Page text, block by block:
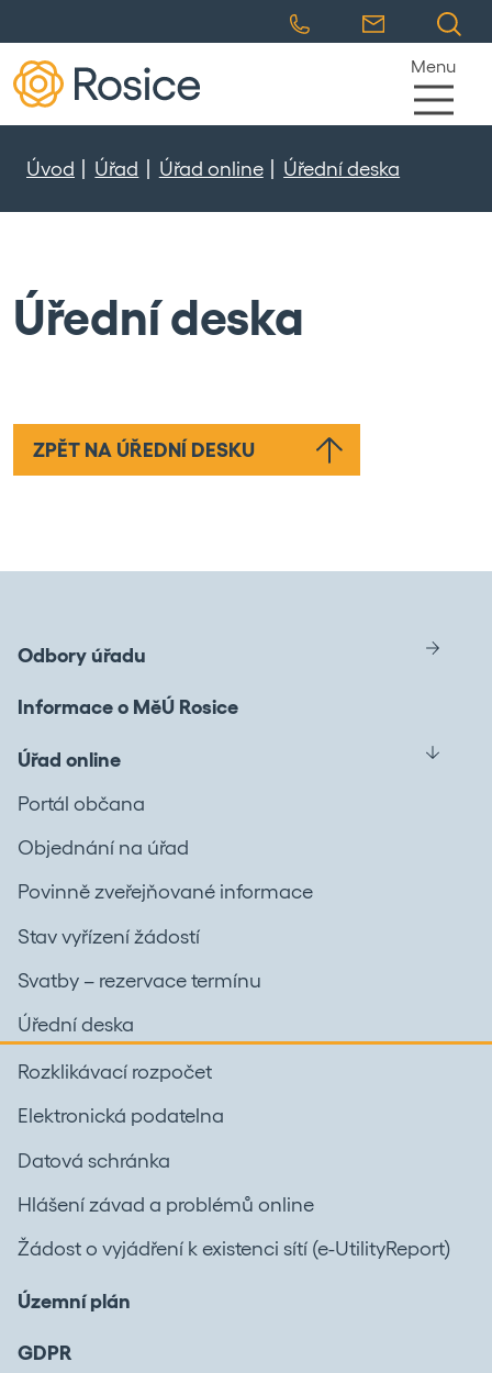
Menu
Úvod Úřad Úřad online Úřední deska
Úřední deska
ZPĚT NA ÚŘEDNÍ DESKU
Odbory úřadu
Informace o MěÚ Rosice
Úřad online
Portál občana
Objednání na úřad
Povinně zveřejňované informace
Stav vyřízení žádostí
Svatby – rezervace termínu
Úřední deska
Rozklikávací rozpočet
Elektronická podatelna
Datová schránka
Hlášení závad a problémů online
Žádost o vyjádření k existenci sítí (e-UtilityReport)
Územní plán
GDPR